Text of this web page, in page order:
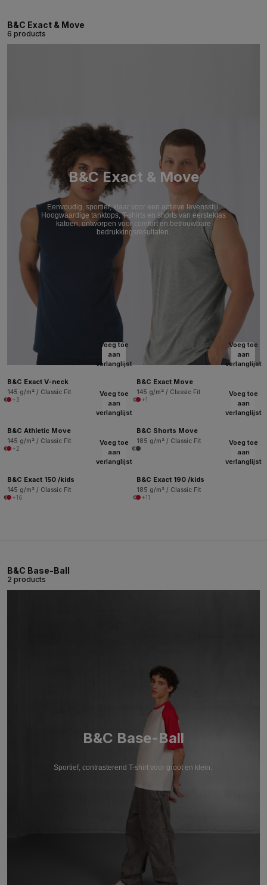
B&C Exact & Move
6 products
B&C Exact & Move
Eenvoudig, sportief, klaar voor een actieve levensstijl.
Hoogwaardige tanktops, T-shirts en shorts van eersteklas
katoen, ontworpen voor comfort en betrouwbare
bedrukkingsresultaten.
Voeg toe
aan
verlanglijst
B&C Exact V-neck
145 g/m² / Classic Fit
+3
Voeg toe
aan
verlanglijst
B&C Exact Move
145 g/m² / Classic Fit
+1
Voeg toe
aan
verlanglijst
B&C Athletic Move
145 g/m² / Classic Fit
+2
Voeg toe
aan
verlanglijst
B&C Shorts Move
185 g/m² / Classic Fit
Voeg toe
aan
verlanglijst
B&C Exact 150 /kids
145 g/m² / Classic Fit
+16
Voeg toe
aan
verlanglijst
B&C Exact 190 /kids
185 g/m² / Classic Fit
+11
B&C Base-Ball
2 products
B&C Base-Ball
Sportief, contrasterend T-shirt voor groot en klein.